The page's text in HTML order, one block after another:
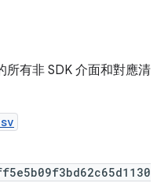
所有非 SDK 介面和對應清